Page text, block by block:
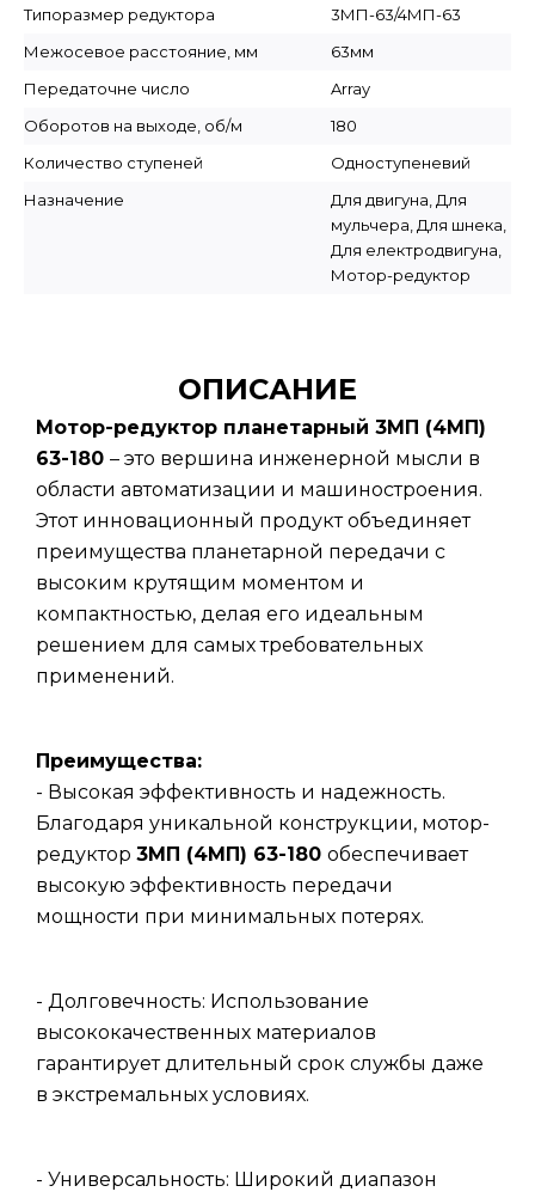
Типоразмер редуктора
3МП-63/4МП-63
Межосевое расстояние, мм
63мм
Передаточне число
Array
Оборотов на выходе, об/м
180
Количество ступеней
Одноступеневий
Назначение
Для двигуна, Для
мульчера, Для шнека,
Для електродвигуна,
Мотор-редуктор
ОПИСАНИЕ
Мотор-редуктор планетарный 3МП (4МП)
63-180 – это вершина инженерной мысли в
области автоматизации и машиностроения.
Этот инновационный продукт объединяет
преимущества планетарной передачи с
высоким крутящим моментом и
компактностью, делая его идеальным
решением для самых требовательных
применений.
Преимущества:
- Высокая эффективность и надежность.
Благодаря уникальной конструкции, мотор-
редуктор 3МП (4МП) 63-180 обеспечивает
высокую эффективность передачи
мощности при минимальных потерях.
- Долговечность: Использование
высококачественных материалов
гарантирует длительный срок службы даже
в экстремальных условиях.
- Универсальность: Широкий диапазон